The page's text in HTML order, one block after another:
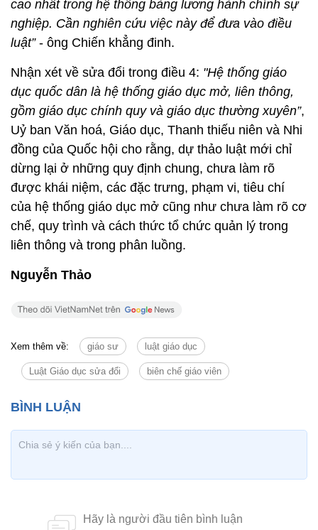
cao nhất trong hệ thống bảng lương hành chính sự
nghiệp. Cần nghiên cứu việc này để đưa vào điều
luật”- ông Chiến khẳng đinh.
Nhận xét về sửa đổi trong điều 4: "Hệ thống giáo
dục quốc dân là hệ thống giáo dục mở, liên thông,
gồm giáo dục chính quy và giáo dục thường xuyên”,
Uỷ ban Văn hoá, Giáo dục, Thanh thiếu niên và Nhi
đồng của Quốc hội cho rằng, dự thảo luật mới chỉ
dừng lại ở những quy định chung, chưa làm rõ
được khái niệm, các đặc trưng, phạm vi, tiêu chí
của hệ thống giáo dục mở cũng như chưa làm rõ cơ
chế, quy trình và cách thức tổ chức quản lý trong
liên thông và trong phân luồng.
Nguyễn Thảo
Xem thêm về: giáo sư luật giáo dục
Luật Giáo dục sửa đổi biên chế giáo viên